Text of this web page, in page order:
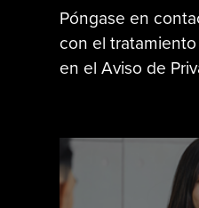
Póngase en
con el
en el Aviso de